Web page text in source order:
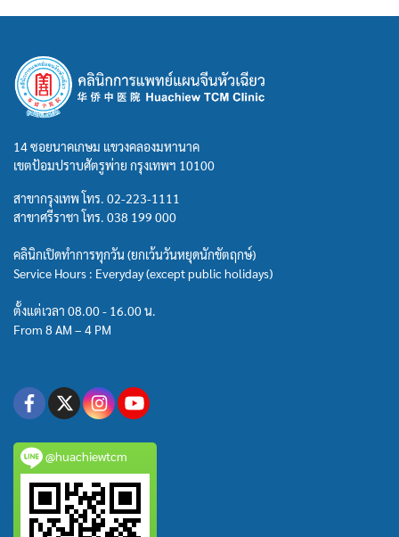
14 ซอยนาคเกษม แขวงคลองมหานาค
เขตป้อมปราบศัตรูพ่าย กรุงเทพฯ 10100
สาขากรุงเทพ โทร. 02-223-1111
สาขาศรีราชา โทร. 038 199 000
คลินิกเปิดทำการทุกวัน (ยกเว้นวันหยุดนักขัตฤกษ์)
Service Hours : Everyday (except public holidays)
ตั้งแต่เวลา 08.00 - 16.00 น.
From 8 AM – 4 PM
@huachiewtcm